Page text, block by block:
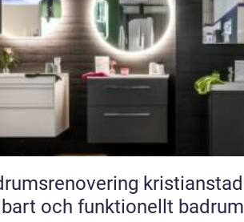
kristianstad så skapar du ett
och funktionellt badrum